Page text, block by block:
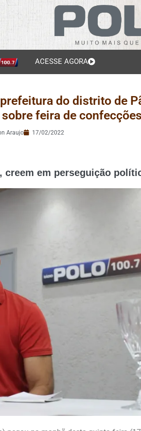
ACESSE AGORA
do distrito de
feira de
Araujo 17/02/2022
creem em perseguição